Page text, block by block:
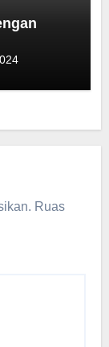
Ruas